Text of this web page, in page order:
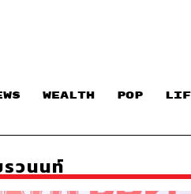
WEALTH POP
วนนท์